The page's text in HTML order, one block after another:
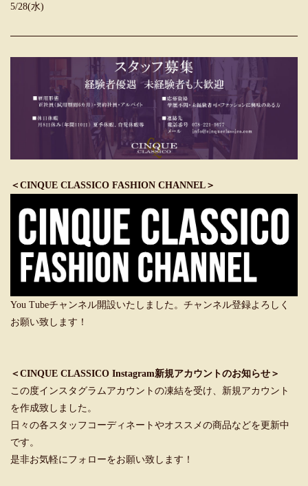
5/28(水)
＜CINQUE CLASSICO FASHION CHANNEL＞
You Tubeチャンネル開設いたしました。チャンネル登録よろしく
お願い致します！
＜CINQUE CLASSICO Instagram新規アカウントのお知らせ＞
この度インスタグラムアカウントの凍結を受け、新規アカウント
を作成致しました。
日々の各スタッフコーディネートやオススメの商品などを更新中
です。
是非お気軽にフォローをお願い致します！